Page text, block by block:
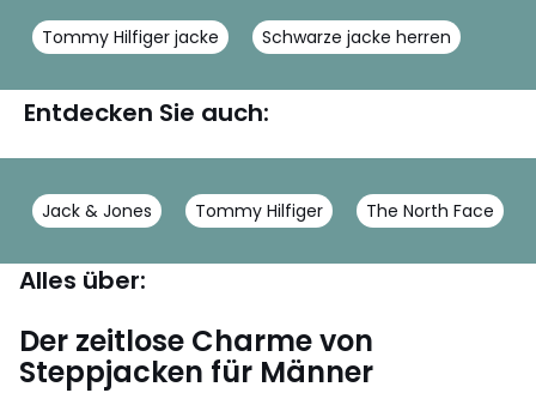
Tommy Hilfiger jacke Schwarze jacke herren
Entdecken Sie auch:
Jack & Jones Tommy Hilfiger The North Face
Alles über:
Der zeitlose Charme von
Steppjacken für Männer